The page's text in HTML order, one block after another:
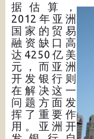
据估算，
2012年亚洲
国家的贸易
融资缺口高
达4250亿美
元，而亚洲
开发银行则
在解决这一
问题方面发
挥了重要作
用。亚洲开